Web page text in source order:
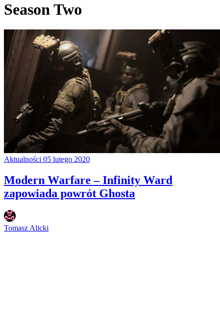
Season Two
Aktualności 05 lutego 2020
Modern Warfare – Infinity Ward
zapowiada powrót Ghosta
Tomasz Alicki